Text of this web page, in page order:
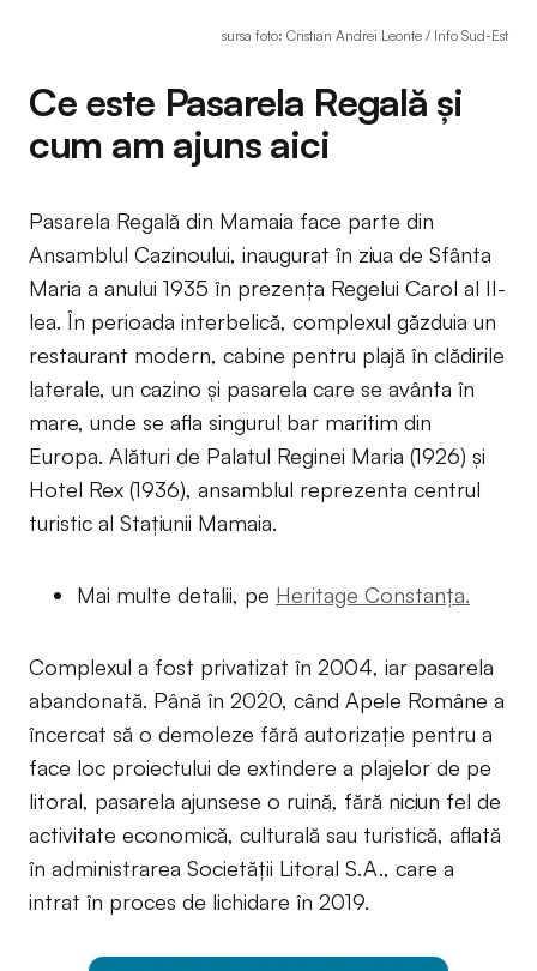
sursa foto: Cristian Andrei Leonte / Info Sud-Est
Ce este Pasarela Regală și
cum am ajuns aici
Pasarela Regală din Mamaia face parte din
Ansamblul Cazinoului, inaugurat în ziua de Sfânta
Maria a anului 1935 în prezența Regelui Carol al II-
lea. În perioada interbelică, complexul găzduia un
restaurant modern, cabine pentru plajă în clădirile
laterale, un cazino și pasarela care se avânta în
mare, unde se afla singurul bar maritim din
Europa. Alături de Palatul Reginei Maria (1926) și
Hotel Rex (1936), ansamblul reprezenta centrul
turistic al Stațiunii Mamaia.
Mai multe detalii, pe Heritage Constanța.
Complexul a fost privatizat în 2004, iar pasarela
abandonată. Până în 2020, când Apele Române a
încercat să o demoleze fără autorizație pentru a
face loc proiectului de extindere a plajelor de pe
litoral, pasarela ajunsese o ruină, fără niciun fel de
activitate economică, culturală sau turistică, aflată
în administrarea Societății Litoral S.A., care a
intrat în proces de lichidare în 2019.